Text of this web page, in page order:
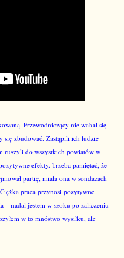
Przewodniczący nie wahał się
się zbudować. Zastąpili ich ludzie
ruszyli do wszystkich powiatów w
efekty. Trzeba pamiętać, że
partię, miała ona w sondażach
praca przynosi pozytywne
– nadal jestem w szoku po zaliczeniu
w to mnóstwo wysiłku, ale